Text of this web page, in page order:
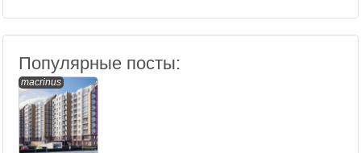
Популярные посты:
macrinus